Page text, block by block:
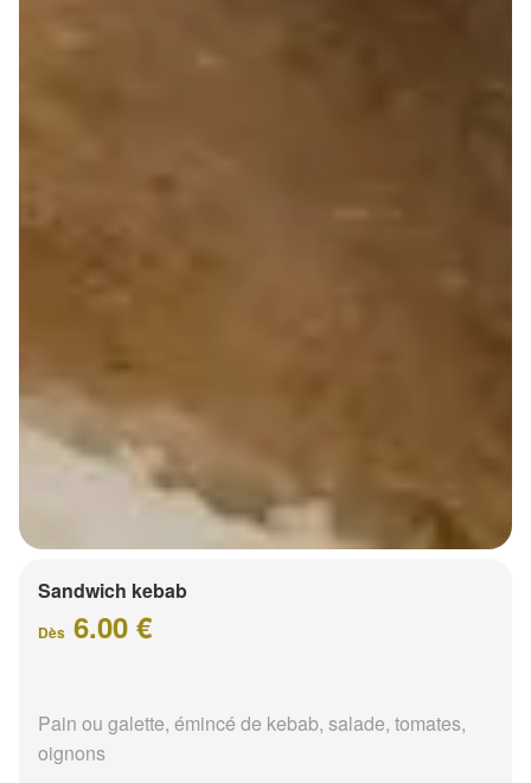
Sandwich kebab
Dès 6.00 €
Pain ou galette, émincé de kebab, salade, tomates,
oignons